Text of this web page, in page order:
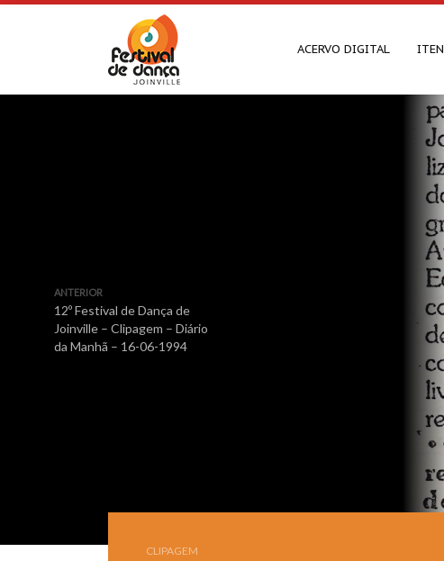
ACERVO DIGITAL
ANTERIOR
12º Festival de Dança de
Joinville – Clipagem – Diário
da Manhã – 16-06-1994
CLIPAGEM